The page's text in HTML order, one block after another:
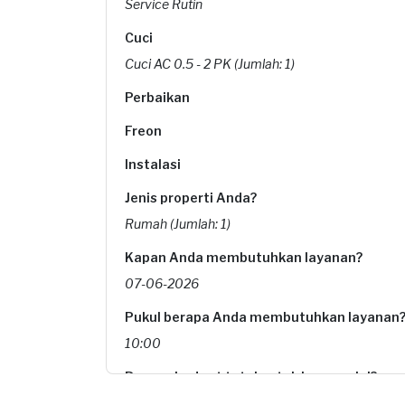
Service Rutin
Cuci
Cuci AC 0.5 - 2 PK (Jumlah: 1)
Perbaikan
Freon
Instalasi
Jenis properti Anda?
Rumah (Jumlah: 1)
Kapan Anda membutuhkan layanan?
07-06-2026
Pukul berapa Anda membutuhkan layanan?
10:00
Berapa budget total untuk layanan ini?